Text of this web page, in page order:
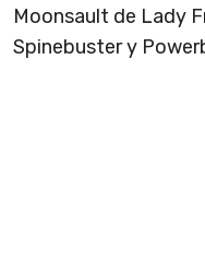
Moonsault de Lady
Spinebuster y